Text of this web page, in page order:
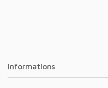
Informations